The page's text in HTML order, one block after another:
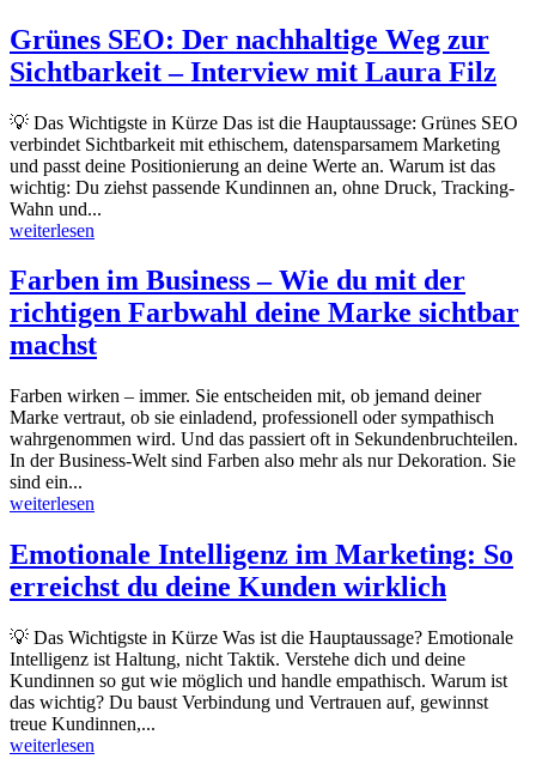
Grünes SEO: Der nachhaltige Weg zur
Sichtbarkeit – Interview mit Laura Filz
💡 Das Wichtigste in Kürze Das ist die Hauptaussage: Grünes SEO
verbindet Sichtbarkeit mit ethischem, datensparsamem Marketing
und passt deine Positionierung an deine Werte an. Warum ist das
wichtig: Du ziehst passende Kundinnen an, ohne Druck, Tracking-
Wahn und...
weiterlesen
Farben im Business – Wie du mit der
richtigen Farbwahl deine Marke sichtbar
machst
Farben wirken – immer. Sie entscheiden mit, ob jemand deiner
Marke vertraut, ob sie einladend, professionell oder sympathisch
wahrgenommen wird. Und das passiert oft in Sekundenbruchteilen.
In der Business-Welt sind Farben also mehr als nur Dekoration. Sie
sind ein...
weiterlesen
Emotionale Intelligenz im Marketing: So
erreichst du deine Kunden wirklich
💡 Das Wichtigste in Kürze Was ist die Hauptaussage? Emotionale
Intelligenz ist Haltung, nicht Taktik. Verstehe dich und deine
Kundinnen so gut wie möglich und handle empathisch. Warum ist
das wichtig? Du baust Verbindung und Vertrauen auf, gewinnst
treue Kundinnen,...
weiterlesen